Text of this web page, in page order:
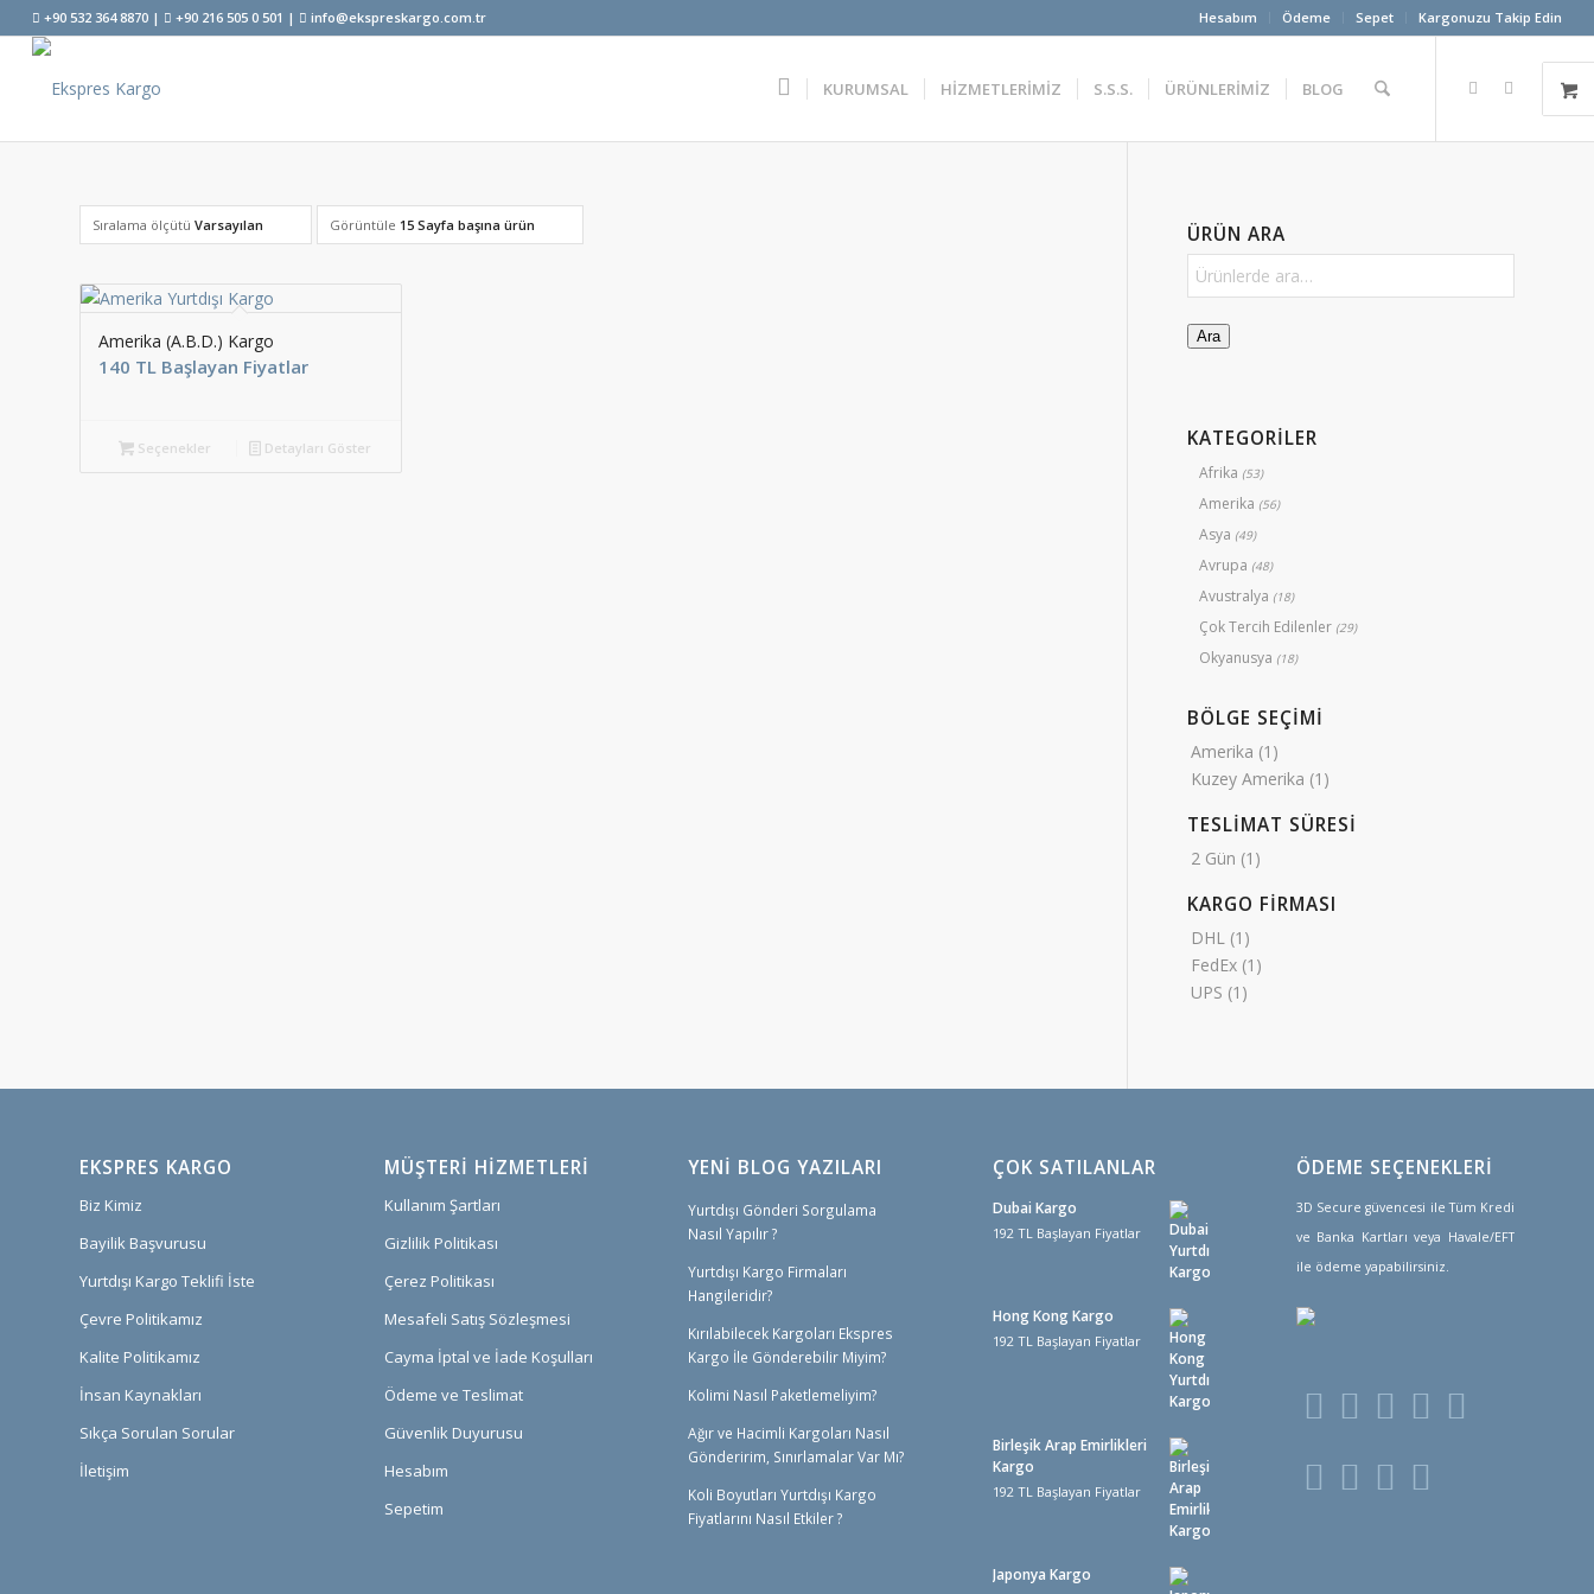
Hesabım Ödeme Sepet Kargonuzu Takip Edin
+90 532 364 8870 | +90 216 505 0 501 | info@ekspreskargo.com.tr
KURUMSAL HİZMETLERİMİZ S.S.S. ÜRÜNLERİMİZ BLOG
Sıralama ölçütü Varsayılan Görüntüle 15 Sayfa başına ürün
Amerika (A.B.D.) Kargo
140 TL Başlayan Fiyatlar
Seçenekler Detayları Göster
ÜRÜN ARA
Ara
KATEGORİLER
Afrika (53)
Amerika (56)
Asya (49)
Avrupa (48)
Avustralya (18)
Çok Tercih Edilenler (29)
Okyanusya (18)
BÖLGE SEÇİMİ
Amerika (1)
Kuzey Amerika (1)
TESLİMAT SÜRESİ
2 Gün (1)
KARGO FİRMASI
DHL (1)
FedEx (1)
UPS (1)
EKSPRES KARGO
Biz Kimiz
Bayilik Başvurusu
Yurtdışı Kargo Teklifi İste
Çevre Politikamız
Kalite Politikamız
İnsan Kaynakları
Sıkça Sorulan Sorular
İletişim
MÜŞTERI HIZMETLERI
Kullanım Şartları
Gizlilik Politikası
Çerez Politikası
Mesafeli Satış Sözleşmesi
Cayma İptal ve İade Koşulları
Ödeme ve Teslimat
Güvenlik Duyurusu
Hesabım
Sepetim
YENİ BLOG YAZILARI
Yurtdışı Gönderi Sorgulama
Nasıl Yapılır ?
Yurtdışı Kargo Firmaları
Hangileridir?
Kırılabilecek Kargoları Ekspres
Kargo İle Gönderebilir Miyim?
Kolimi Nasıl Paketlemeliyim?
Ağır ve Hacimli Kargoları Nasıl
Gönderirim, Sınırlamalar Var Mı?
Koli Boyutları Yurtdışı Kargo
Fiyatlarını Nasıl Etkiler ?
ÇOK SATILANLAR
Dubai Kargo
192 TL Başlayan Fiyatlar
Hong Kong Kargo
192 TL Başlayan Fiyatlar
Birleşik Arap Emirlikleri
Kargo
192 TL Başlayan Fiyatlar
Japonya Kargo
ÖDEME SEÇENEKLERİ
3D Secure güvencesi ile Tüm Kredi
ve Banka Kartları veya Havale/EFT
ile ödeme yapabilirsiniz.